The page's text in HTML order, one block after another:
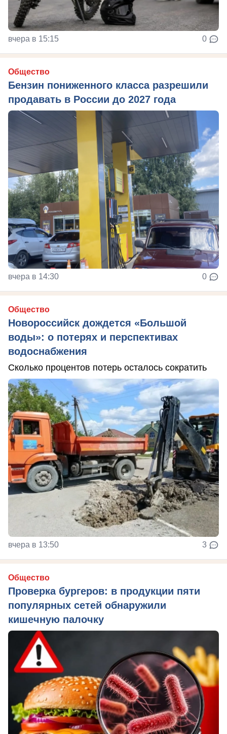
вчера в 15:15 0
Общество
Бензин пониженного класса разрешили
продавать в России до 2027 года
вчера в 14:30 0
Общество
Новороссийск дождется «Большой
воды»: о потерях и перспективах
водоснабжения
Сколько процентов потерь осталось сократить
вчера в 13:50 3
Общество
Проверка бургеров: в продукции пяти
популярных сетей обнаружили
кишечную палочку